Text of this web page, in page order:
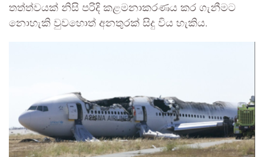
තත්ත්වයක් නිසි පරිදි කළමනාකරණය කර ගැනීමට
නොහැකි වුවහොත් අනතුරක් සිදු විය හැකිය.